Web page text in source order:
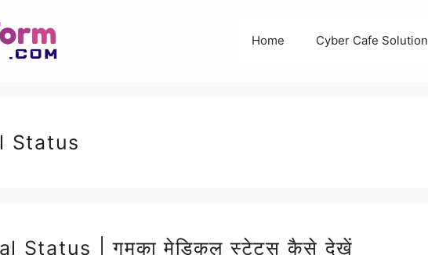
Home Cyber Cafe Solution
Status
Status | गमका मेडिकल स्टेटस कैसे देखें